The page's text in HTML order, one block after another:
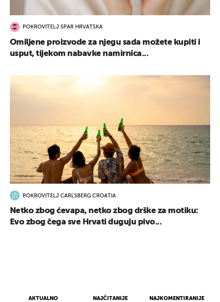
AKTUALNO NAJČITANIJE NAJKOMENTIRANIJE
POKROVITELJ SPAR HRVATSKA
Omiljene proizvode za njegu sada možete kupiti i
usput, tijekom nabavke namirnica...
POKROVITELJ CARLSBERG CROATIA
Netko zbog ćevapa, netko zbog drške za motiku:
Evo zbog čega sve Hrvati duguju pivo...